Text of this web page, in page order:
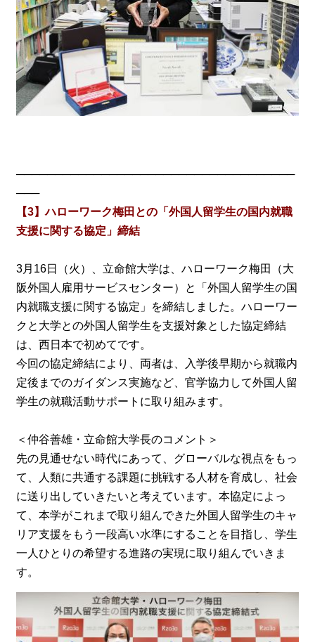
────────────────────────────────────
───
【3】ハローワーク梅田との「外国人留学生の国内就職
支援に関する協定」締結
3月16日（火）、立命館大学は、ハローワーク梅田（大
阪外国人雇用サービスセンター）と「外国人留学生の国
内就職支援に関する協定」を締結しました。ハローワー
クと大学との外国人留学生を支援対象とした協定締結
は、西日本で初めてです。
今回の協定締結により、両者は、入学後早期から就職内
定後までのガイダンス実施など、官学協力して外国人留
学生の就職活動サポートに取り組みます。
＜仲谷善雄・立命館大学長のコメント＞
先の見通せない時代にあって、グローバルな視点をもっ
て、人類に共通する課題に挑戦する人材を育成し、社会
に送り出していきたいと考えています。本協定によっ
て、本学がこれまで取り組んできた外国人留学生のキャ
リア支援をもう一段高い水準にすることを目指し、学生
一人ひとりの希望する進路の実現に取り組んでいきま
す。